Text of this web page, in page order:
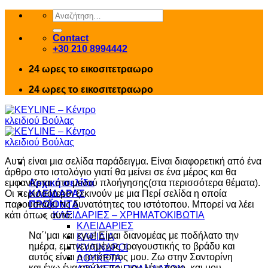
Skip
content
Αναζήτηση
για:
Contact
+30 210 8994442
24 ωρες το εικοσιτετραωρο
24 ωρες το εικοσιτετραωρο
Αρχική σελίδα
ΚΛΕΙΔΑΡΑΣ
ΠΡΟΪΟΝΤΑ
ΚΛΕΙΔΑΡΙΕΣ – ΧΡΗΜΑΤΟΚΙΒΩΤΙΑ
ΚΛΕΙΔΑΡΙΕΣ
ΚΛΕΙΔΙΑ
ΚΥΛΙΝΔΡΟΙ
ΛΟΥΚΕΤΑ
Αυτή είναι μια σελίδα παράδειγμα. Είναι διαφορετική από ένα
άρθρο στο ιστολόγιο γιατί θα μείνει σε ένα μέρος και θα
εμφανίζεται στο μενού πλοήγησης(στα περισσότερα θέματα).
Οι περισσότεροι ξεκινούν με μια Περί σελίδα η οποία
παρουσιάζει τις δυνατότητες του ιστότοπου. Μπορεί να λέει
κάτι όπως αυτό:
Να΄’μαι και εγω! Είμαι διανομέας με ποδήλατο την
ημέρα, εμπνευσμένος τραγουστικής το βράδυ και
αυτός είναι ο ιστότοπος μου. Ζω στην Σαντορίνη